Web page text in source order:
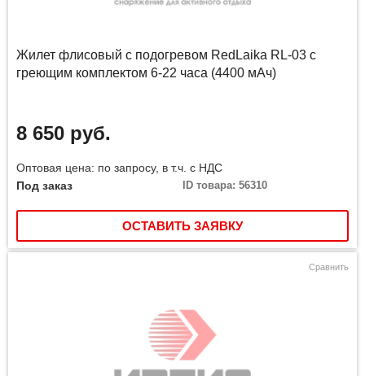
Жилет флисовый с подогревом RedLaika RL-03 с
греющим комплектом 6-22 часа (4400 мАч)
8 650 руб.
Оптовая цена: по запросу, в т.ч. с НДС
Под заказ
ID товара: 56310
ОСТАВИТЬ ЗАЯВКУ
Сравнить